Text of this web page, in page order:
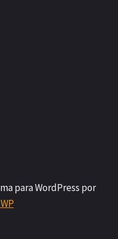
para WordPress por